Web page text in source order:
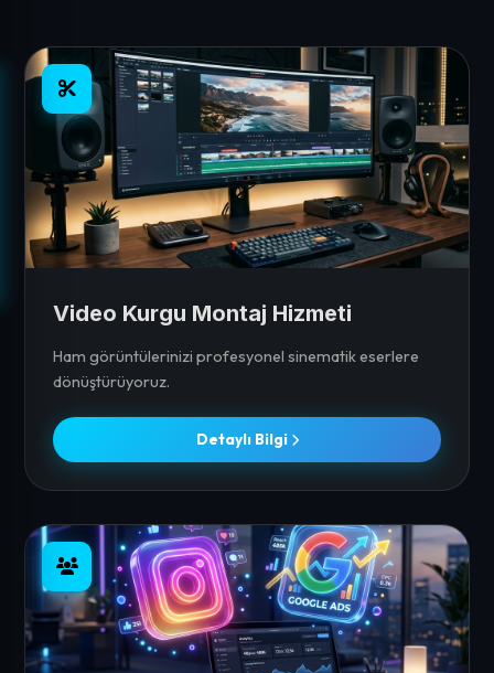
Video Kurgu Montaj Hizmeti
Ham görüntülerinizi profesyonel sinematik eserlere
dönüştürüyoruz.
Detaylı Bilgi